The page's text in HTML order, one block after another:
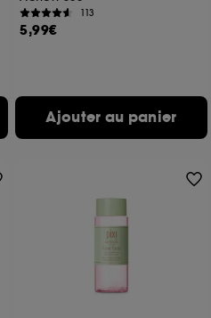
113
5,99€
Ajouter au panier